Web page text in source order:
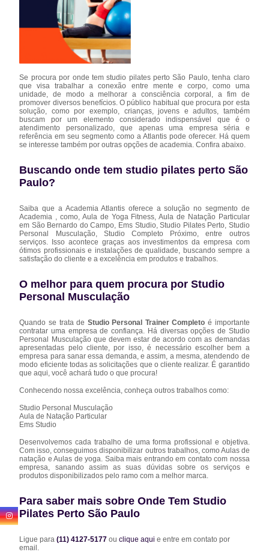
Se procura por onde tem studio pilates perto São Paulo, tenha claro
que visa trabalhar a conexão entre mente e corpo, como uma
unidade, de modo a melhorar a consciência corporal, a fim de
promover diversos benefícios. O público habitual que procura por esta
solução, como por exemplo, crianças, jovens e adultos, também
buscam por um elemento considerado indispensável que é o
atendimento personalizado, que apenas uma empresa séria e
referência em seu segmento como a Atlantis pode oferecer. Há quem
se interesse também por outras opções de academia. Confira abaixo.
Buscando onde tem studio pilates perto São
Paulo?
Saiba que a Academia Atlantis oferece a solução no segmento de
Academia , como, Aula de Yoga Fitness, Aula de Natação Particular
em São Bernardo do Campo, Ems Studio, Studio Pilates Perto, Studio
Personal Musculação, Studio Completo Próximo, entre outros
serviços. Isso acontece graças aos investimentos da empresa com
ótimos profissionais e instalações de qualidade, buscando sempre a
satisfação do cliente e a excelência em produtos e trabalhos.
O melhor para quem procura por Studio
Personal Musculação
Quando se trata de Studio Personal Trainer Completo é importante
contratar uma empresa de confiança. Há diversas opções de Studio
Personal Musculação que devem estar de acordo com as demandas
apresentadas pelo cliente, por isso, é necessário escolher bem a
empresa para sanar essa demanda, e assim, a mesma, atendendo de
modo eficiente todas as solicitações que o cliente realizar. É garantido
que aqui, você achará tudo o que procura!
Conhecendo nossa excelência, conheça outros trabalhos como:
Studio Personal Musculação
Aula de Natação Particular
Ems Studio
Desenvolvemos cada trabalho de uma forma profissional e objetiva.
Com isso, conseguimos disponibilizar outros trabalhos, como Aulas de
natação e Aulas de yoga. Saiba mais entrando em contato com nossa
empresa, sanando assim as suas dúvidas sobre os serviços e
produtos disponibilizados pelo ramo com a melhor marca.
Para saber mais sobre Onde Tem Studio
Pilates Perto São Paulo
Ligue para(11) 4127-5177ouclique aqui e entre em contato por
email.